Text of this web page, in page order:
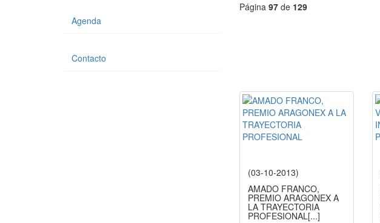
Página 97de 129
(03-10-2013)
AMADO FRANCO,
PREMIO ARAGONEX A
LA TRAYECTORIA
PROFESIONAL[...]
Agenda
Contacto